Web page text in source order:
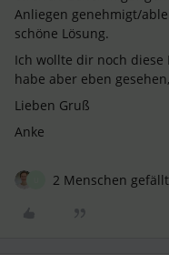
Anliegen genehmigt/
schöne Lösung.
Ich wollte dir noch diese
habe aber eben
Lieben Gruß
Anke
2 Menschen